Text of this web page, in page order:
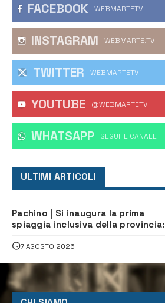
FACEBOOK WEBMARTETV
INSTAGRAM WEBMARTE.TV
TWITTER WEBMARTETV
YOUTUBE @WEBMARTETV
WHATSAPP ‎SEGUI IL CANALE
ULTIMI ARTICOLI
Pachino | Si inaugura la prima
spiaggia inclusiva della provincia:
tutti
7 AGOSTO 2026